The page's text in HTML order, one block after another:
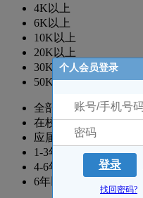
4K以上
6K以上
10K以上
20K以上
30K以上
50K以上
全部
在校生
应届生
1-3年
4-6年
6年以上
个人会员登录
登录
找回密码?